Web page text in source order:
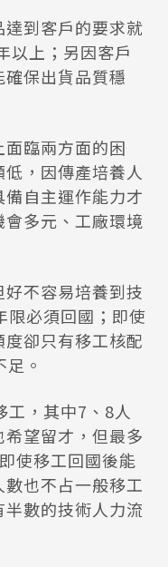
到客戶的要求就
以上；另因客戶
保出貨品質穩
臨兩方面的困
，因傳產培養人
自主運作能力才
多元、工廠環境
不容易培養到技
限必須回國；即使
卻只有移工核配
。
工，其中7、8人
望留才，但最多
使移工回國後能
也不占一般移工
數的技術人力流